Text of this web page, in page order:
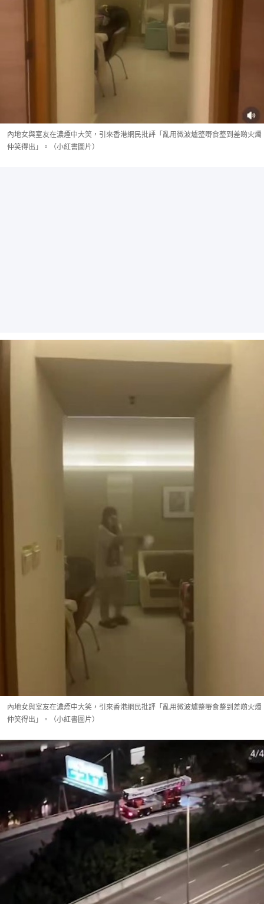
內地女與室友在濃煙中大笑，引來香港網民批評「亂用微波爐整嘢食整到差啲火燭
仲笑得出」。（小紅書圖片）
內地女與室友在濃煙中大笑，引來香港網民批評「亂用微波爐整嘢食整到差啲火燭
仲笑得出」。（小紅書圖片）